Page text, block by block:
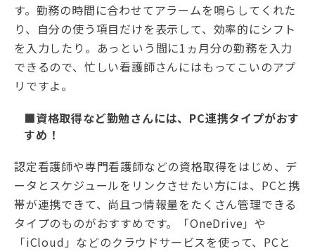
す。勤務の時間に合わせてアラームを鳴らしてくれた
り、自分の使う項目だけを表示して、効率的にシフト
を入力したり。あっという間に1ヵ月分の勤務を入力
できるので、忙しい看護師さんにはもってこいのアプ
リですよ。
■資格取得など勤勉さんには、PC連携タイプがおす
すめ！
認定看護師や専門看護師などの資格取得をはじめ、デ
ータとスケジュールをリンクさせたい方には、PCと携
帯が連携できて、尚且つ情報量をたくさん管理できる
タイプのものがおすすめです。「OneDrive」や
「iCloud」などのクラウドサービスを使って、PCと